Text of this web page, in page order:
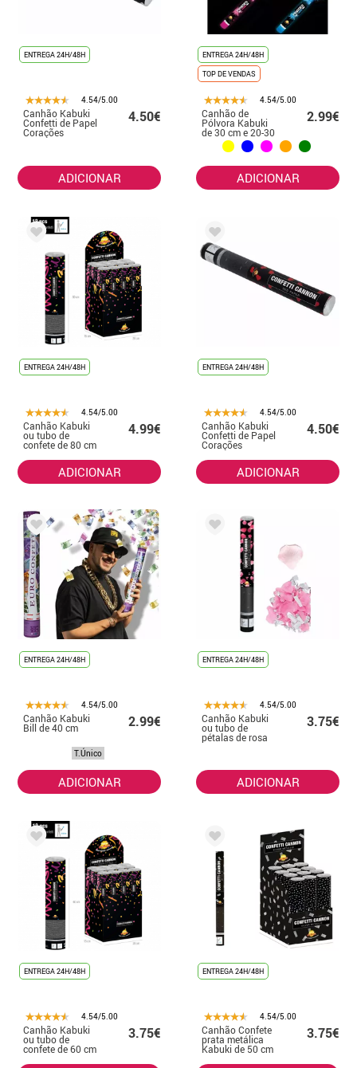
ENTREGA 24H/48H
4.54/5.00
Canhão Kabuki
Confetti de Papel
Corações
Brancos 40 cm
4.50€
ADICIONAR
ENTREGA 24H/48H
TOP DE VENDAS
4.54/5.00
Canhão de
Pólvora Kabuki
de 30 cm e 20-30
g em diversas
cores
2.99€
ADICIONAR
ENTREGA 24H/48H
4.54/5.00
Canhão Kabuki
ou tubo de
confete de 80 cm
e celebrações
4.99€
ADICIONAR
ENTREGA 24H/48H
4.54/5.00
Canhão Kabuki
Confetti de Papel
Corações
Vermelhos 40 cm
4.50€
ADICIONAR
ENTREGA 24H/48H
4.54/5.00
Canhão Kabuki
Bill de 40 cm 2.99€
T.Único
ADICIONAR
ENTREGA 24H/48H
4.54/5.00
Canhão Kabuki
ou tubo de
pétalas de rosa
de 50 cm para
3.75€
ADICIONAR
ENTREGA 24H/48H
4.54/5.00
Canhão Kabuki
ou tubo de
confete de 60 cm
3.75€
ENTREGA 24H/48H
4.54/5.00
Canhão Confete
prata metálica
Kabuki de 50 cm
3.75€